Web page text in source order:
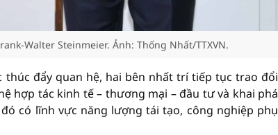
Walter Steinmeier. Ảnh: Thống Nhất/TTXVN.
đẩy quan hệ, hai bên nhất trí tiếp tục trao đổi
hợp tác kinh tế – thương mại – đầu tư và khai phá
có lĩnh vực năng lượng tái tạo, công nghiệp phụ